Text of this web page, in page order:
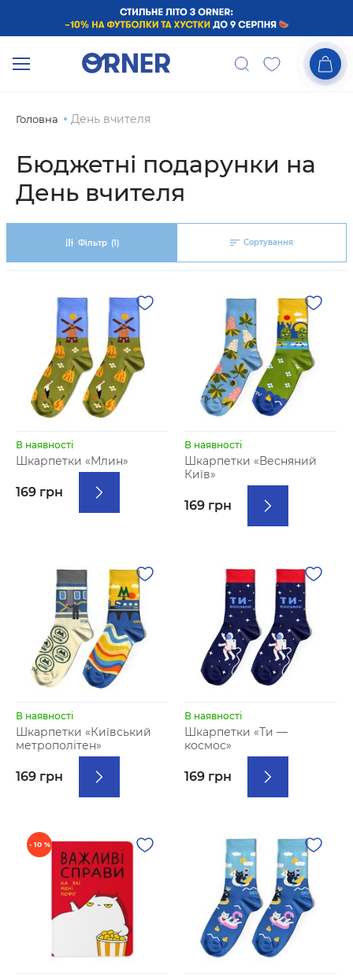
Головна День вчителя
Бюджетні подарунки на
День вчителя
Фільтр (1) Сортування
В наявності
Шкарпетки «Млин»
169 грн
В наявності
Шкарпетки «Весняний
Київ»
169 грн
В наявності
Шкарпетки «Київський
метрополітен»
169 грн
В наявності
Шкарпетки «Ти —
космос»
169 грн
- 10 %